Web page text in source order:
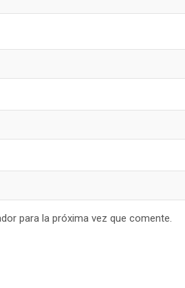
para la próxima vez que comente.